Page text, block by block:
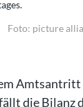
Foto: picture
die Bilanz